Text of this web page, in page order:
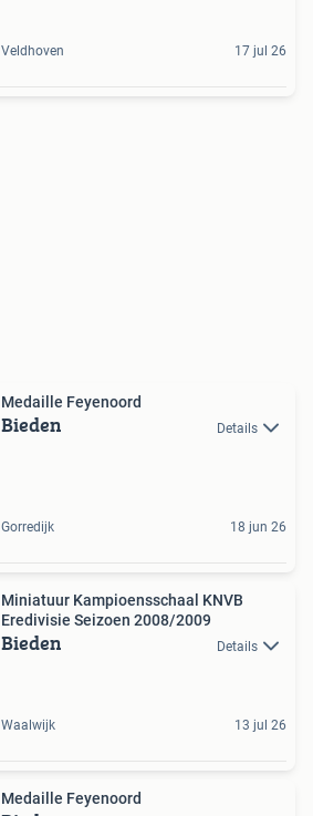
Veldhoven 17 jul 26
Medaille Feyenoord
Bieden Details
Gorredijk 18 jun 26
Miniatuur Kampioensschaal KNVB
Eredivisie Seizoen 2008/2009
Bieden Details
Waalwijk 13 jul 26
Medaille Feyenoord